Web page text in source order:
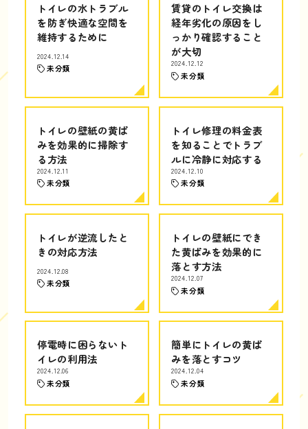
トイレの水トラブル
を防ぎ快適な空間を
維持するために
2024.12.14
未分類
賃貸のトイレ交換は
経年劣化の原因をし
っかり確認すること
が大切
2024.12.12
未分類
トイレの壁紙の黄ば
みを効果的に掃除す
る方法
2024.12.11
未分類
トイレ修理の料金表
を知ることでトラブ
ルに冷静に対応する
2024.12.10
未分類
トイレが逆流したと
きの対応方法
2024.12.08
未分類
トイレの壁紙にでき
た黄ばみを効果的に
落とす方法
2024.12.07
未分類
停電時に困らないト
イレの利用法
2024.12.06
未分類
簡単にトイレの黄ば
みを落とすコツ
2024.12.04
未分類